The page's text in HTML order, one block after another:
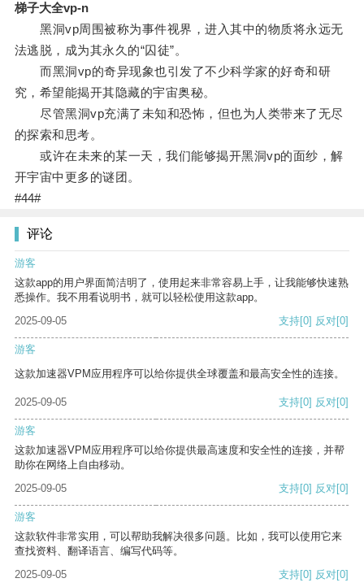
梯子大全vp-n
黑洞vp周围被称为事件视界，进入其中的物质将永远无
法逃脱，成为其永久的“囚徒”。
而黑洞vp的奇异现象也引发了不少科学家的好奇和研
究，希望能揭开其隐藏的宇宙奥秘。
尽管黑洞vp充满了未知和恐怖，但也为人类带来了无尽
的探索和思考。
或许在未来的某一天，我们能够揭开黑洞vp的面纱，解
开宇宙中更多的谜团。
#44#
评论
游客
这款app的用户界面简洁明了，使用起来非常容易上手，让我能够快速熟
悉操作。我不用看说明书，就可以轻松使用这款app。
2025-09-05
支持[0] 反对[0]
游客
这款加速器VPM应用程序可以给你提供全球覆盖和最高安全性的连接。
2025-09-05 支持[0] 反对[0]
游客
这款加速器VPM应用程序可以给你提供最高速度和安全性的连接，并帮
助你在网络上自由移动。
2025-09-05
支持[0] 反对[0]
游客
这款软件非常实用，可以帮助我解决很多问题。比如，我可以使用它来
查找资料、翻译语言、编写代码等。
2025-09-05
支持[0] 反对[0]